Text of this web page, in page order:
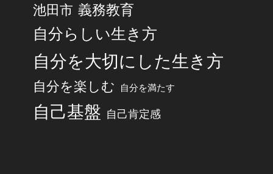
池田市 義務教育
自分らしい生き方
自分を大切にした生き方
自分を楽しむ 自分を満たす
自己基盤 自己肯定感